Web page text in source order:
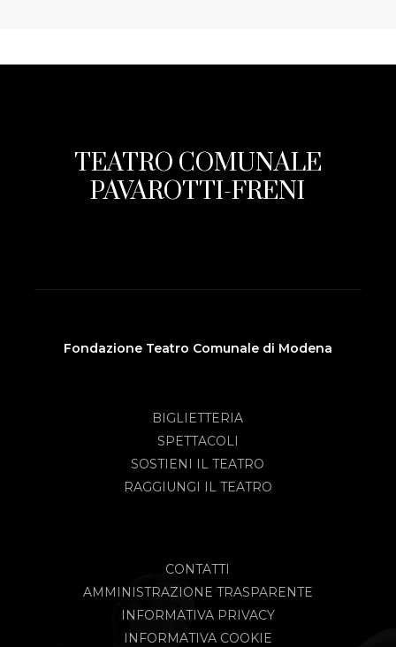
TEATRO COMUNALE
PAVAROTTI-FRENI
Fondazione Teatro Comunale di Modena
BIGLIETTERIA
SPETTACOLI
SOSTIENI IL TEATRO
RAGGIUNGI IL TEATRO
CONTATTI
AMMINISTRAZIONE TRASPARENTE
INFORMATIVA PRIVACY
INFORMATIVA COOKIE